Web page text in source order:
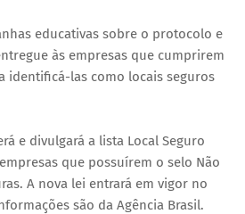
educativas sobre o protocolo e
às empresas que cumprirem
identificá-las como locais seguros
e divulgará a lista Local Seguro
que possuírem o selo Não
A nova lei entrará em vigor no
são da Agência Brasil.